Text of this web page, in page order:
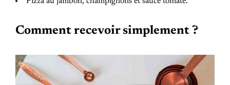
Comment recevoir simplement ?